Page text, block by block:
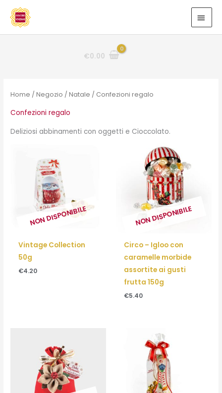
contenuto
€0.00
Home /Negozio /Natale / Confezioni regalo
Confezioni regalo
Deliziosi abbinamenti con oggetti e Cioccolato.
NON DISPONIBILE
Vintage Collection
50g
€4.20
NON DISPONIBILE
Circo – Igloo con
caramelle morbide
assortite ai gusti
frutta 150g
€5.40